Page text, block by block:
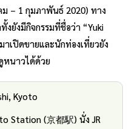
– 1 กุมภาพันธ์ 2020) ทาง
ยังมีกิจกรรมที่ชื่อว่า “Yuki
าเปิดขายและนักท่องเที่ยวยัง
หนาวได้ด้วย
Kyoto
Station (京都駅) นั่ง JR